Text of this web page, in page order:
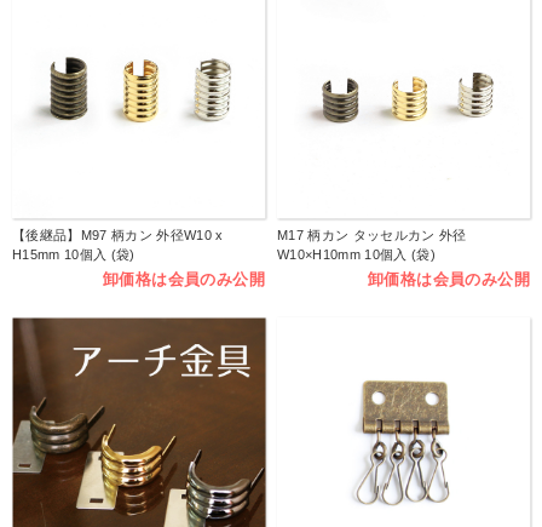
【後継品】M97 柄カン 外径W10 x
H15mm 10個入 (袋)
卸価格は会員のみ公開
M17 柄カン タッセルカン 外径
W10×H10mm 10個入 (袋)
卸価格は会員のみ公開